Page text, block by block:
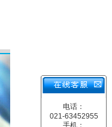
电话：
021-63452955
手机：